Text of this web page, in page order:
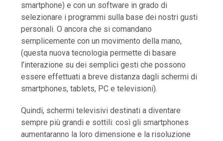
smartphone) e con un software in grado di
selezionare i programmi sulla base dei nostri gusti
personali. O ancora che si comandano
semplicemente con un movimento della mano,
(questa nuova tecnologia permette di basare
l’interazione su dei semplici gesti che possono
essere effettuati a breve distanza dagli schermi di
smartphones, tablets, PC e televisioni).
Quindi, schermi televisivi destinati a diventare
sempre più grandi e sottili: così gli smartphones
aumentaranno la loro dimensione e la risoluzione